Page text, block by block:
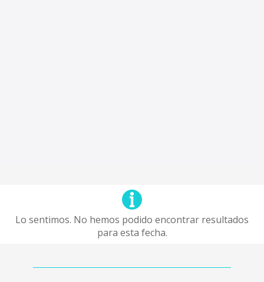
Lo sentimos. No hemos podido encontrar resultados
para esta fecha.